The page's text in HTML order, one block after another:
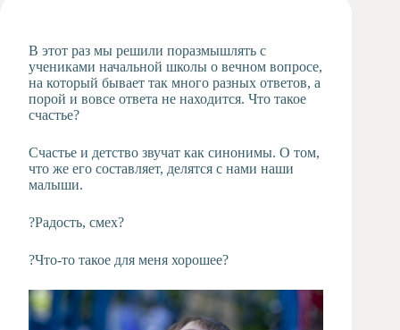
Музыкальное
отделение
Психологическая
служба
В этот раз мы решили поразмышлять с
учениками начальной школы о вечном вопросе,
на который бывает так много разных ответов, а
порой и вовсе ответа не находится. Что такое
счастье?
Счастье и детство звучат как синонимы. О том,
что же его составляет, делятся с нами наши
малыши.
?Радость, смех?
?Что-то такое для меня хорошее?